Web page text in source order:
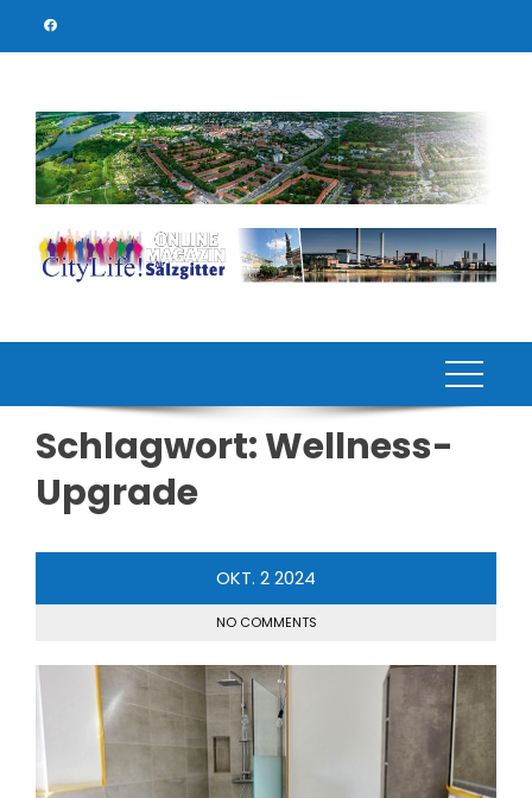
Schlagwort:Wellness-
Upgrade
OKT. 22024
NO COMMENTS